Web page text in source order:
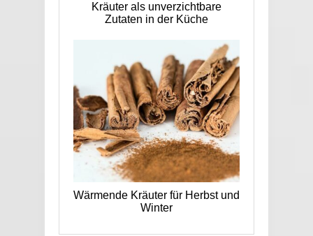
Kräuter als unverzichtbare
Zutaten in der Küche
Wärmende Kräuter für Herbst und
Winter